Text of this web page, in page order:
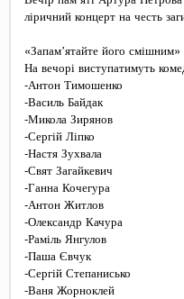
ліричний концерт на честь
«Запамʼятайте його
На вечорі виступатимуть
-Антон Тимошенко
-Василь Байдак
-Микола Зирянов
-Сергій Ліпко
-Настя Зухвала
-Свят Загайкевич
-Ганна Кочегура
-Антон Житлов
-Олександр Качура
-Раміль Янгулов
-Паша Євчук
-Сергій Степанисько
-Ваня Жорноклей